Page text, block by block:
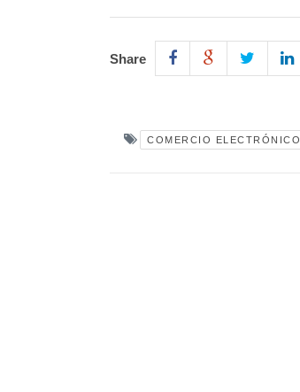
Share
COMERCIO ELECTRÓNICO